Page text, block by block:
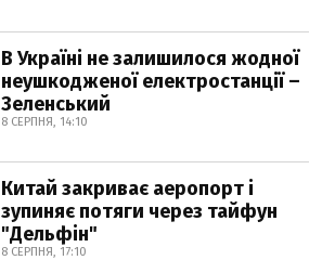
В Україні не залишилося жодної
неушкодженої електростанції –
Зеленський
8 СЕРПНЯ, 14:10
Китай закриває аеропорт і
зупиняє потяги через тайфун
"Дельфін"
8 СЕРПНЯ, 17:10